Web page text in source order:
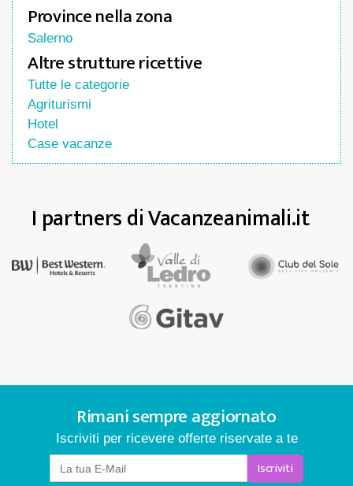
Province nella zona
Salerno
Altre strutture ricettive
Tutte le categorie
Agriturismi
Hotel
Case vacanze
I partners di Vacanzeanimali.it
Rimani sempre aggiornato
Iscriviti per ricevere offerte riservate a te
Iscriviti